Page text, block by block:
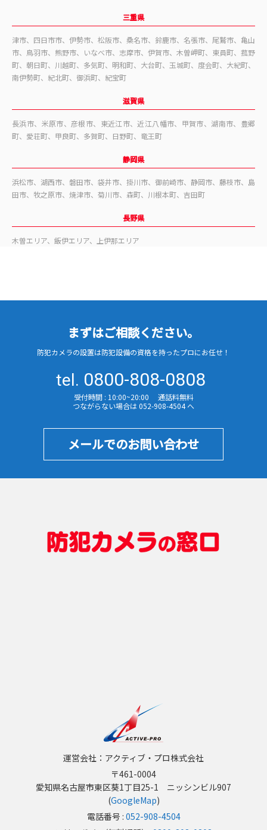
三重県
津市、四日市市、伊勢市、松阪市、桑名市、鈴鹿市、名張市、尾鷲市、亀山
市、鳥羽市、熊野市、いなべ市、志摩市、伊賀市、木曽岬町、東員町、菰野
町、朝日町、川越町、多気町、明和町、大台町、玉城町、度会町、大紀町、
南伊勢町、紀北町、御浜町、紀宝町
滋賀県
長浜市、米原市、彦根市、東近江市、近江八幡市、甲賀市、湖南市、豊郷
町、愛荘町、甲良町、多賀町、日野町、竜王町
静岡県
浜松市、湖西市、磐田市、袋井市、掛川市、御前崎市、静岡市、藤枝市、島
田市、牧之原市、焼津市、菊川市、森町、川根本町、吉田町
長野県
木曽エリア、飯伊エリア、上伊那エリア
まずはご相談ください。
防犯カメラの設置は防犯設備の資格を持ったプロにお任せ！
tel. 0800-808-0808
受付時間 : 10:00~20:00 通話料無料
つながらない場合は 052-908-4504 へ
メールでのお問い合わせ
運営会社：アクティブ・プロ株式会社
〒461-0004
愛知県名古屋市東区葵1丁目25-1 ニッシンビル907
(GoogleMap)
電話番号 : 052-908-4504